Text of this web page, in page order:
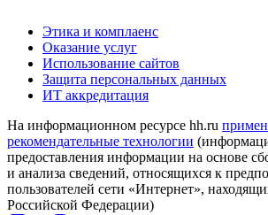
Этика и комплаенс
Оказание услуг
Использование сайтов
Защита персональных данных
ИТ аккредитация
На информационном ресурсе hh.ru
рекомендательные технологии
предоставления информации на основе
и анализа сведений, относящихся к
пользователей сети «Интернет»,
Российской Федерации)